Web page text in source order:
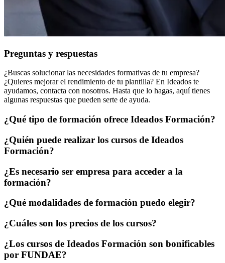
Preguntas y respuestas
¿Buscas solucionar las necesidades formativas de tu empresa?
¿Quieres mejorar el rendimiento de tu plantilla? En Ideados te
ayudamos, contacta con nosotros. Hasta que lo hagas, aquí tienes
algunas respuestas que pueden serte de ayuda.
¿Qué tipo de formación ofrece Ideados Formación?
¿Quién puede realizar los cursos de Ideados
Formación?
¿Es necesario ser empresa para acceder a la
formación?
¿Qué modalidades de formación puedo elegir?
¿Cuáles son los precios de los cursos?
¿Los cursos de Ideados Formación son bonificables
por FUNDAE?